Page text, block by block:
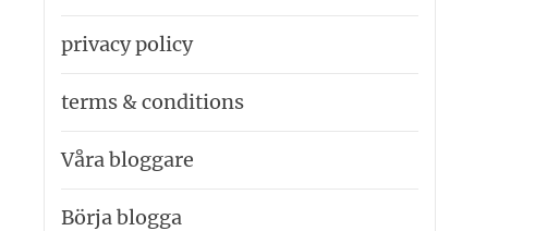
privacy policy
terms & conditions
Våra bloggare
Börja blogga